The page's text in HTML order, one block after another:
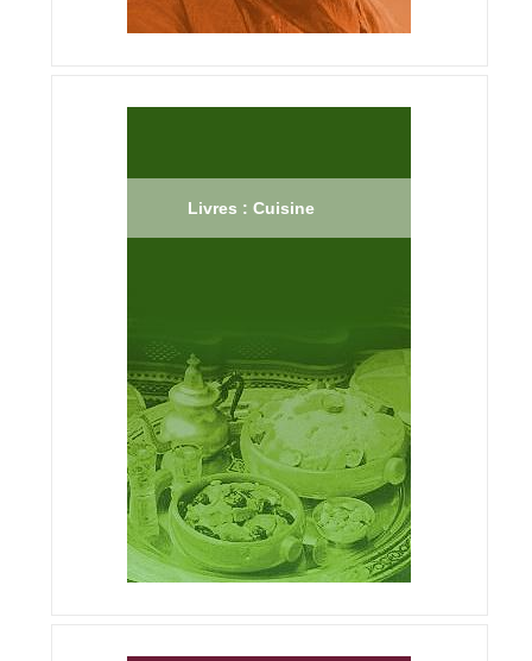
Livres : Cuisine